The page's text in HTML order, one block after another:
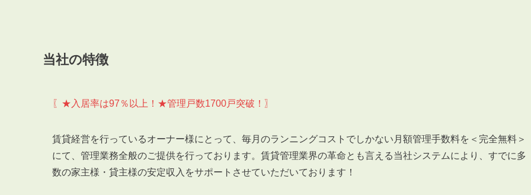
会社概要
スタッフ紹介
グループ会社紹介
物件プロモーション＆バリューアップリフォーム
当社の特徴
〖★入居率は97％以上！★管理戸数1700戸突破！〗
賃貸経営を行っているオーナー様にとって、毎月のランニングコストでしかない月額管理手数料を＜完全無料＞
にて、管理業務全般のご提供を行っております。賃貸管理業界の革命とも言える当社システムにより、すでに多
数の家主様・貸主様の安定収入をサポートさせていただいております！